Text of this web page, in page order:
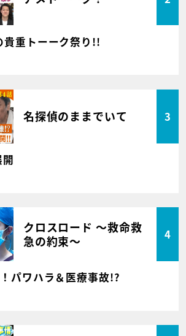
貴重トーーク祭り!!
名探偵のままでいて 3
クロスロード ～救命救
急の約束～
4
パワハラ＆医療事故!?